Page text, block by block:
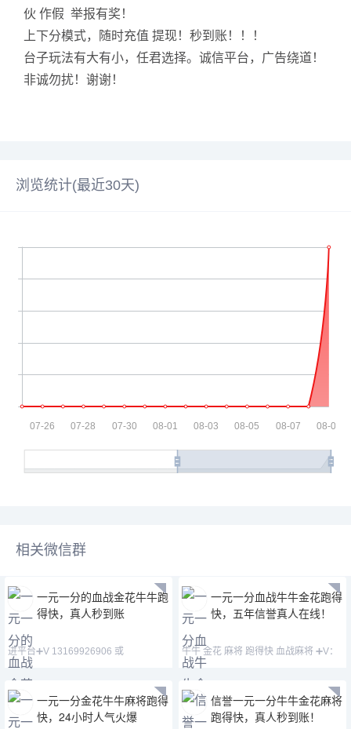
伙 作假 举报有奖！
上下分模式，随时充值 提现！秒到账！！！
台子玩法有大有小，任君选择。诚信平台，广告绕道！
非诚勿扰！谢谢！
浏览统计(最近30天)
相关微信群
一元一分的血战金花牛牛跑
得快，真人秒到账
进平台➕V 13169926906 或
一元一分血战牛牛金花跑得
快，五年信誉真人在线！
牛牛 金花 麻将 跑得快 血战麻将 ➕V：
一元一分金花牛牛麻将跑得
快，24小时人气火爆
信誉一元一分牛牛金花麻将
跑得快，真人秒到账！